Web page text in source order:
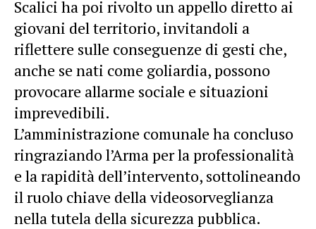
Scalici ha poi rivolto un appello diretto ai
giovani del territorio, invitandoli a
riflettere sulle conseguenze di gesti che,
anche se nati come goliardia, possono
provocare allarme sociale e situazioni
imprevedibili.
L’amministrazione comunale ha concluso
ringraziando l’Arma per la professionalità
e la rapidità dell’intervento, sottolineando
il ruolo chiave della videosorveglianza
nella tutela della sicurezza pubblica.